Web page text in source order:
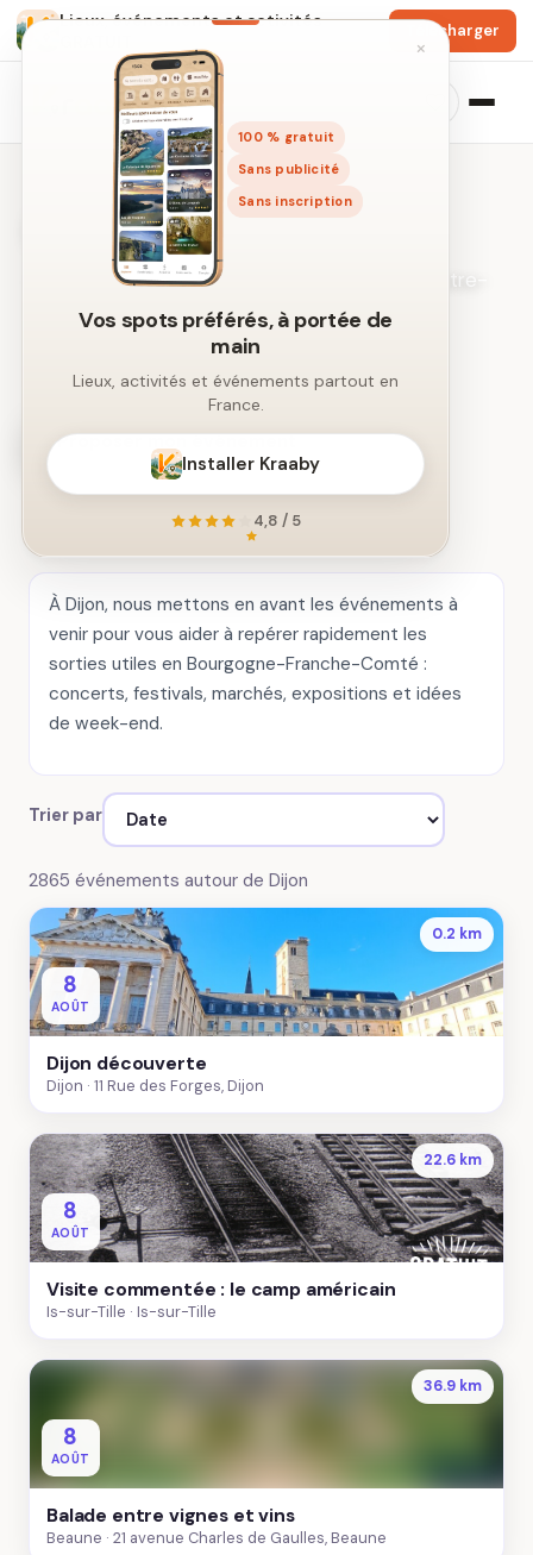
Lieux, événements et activités
Télécharger
×
100 % gratuit
Sans publicité
Sans inscription
Vos spots préférés, à portée de
main
Lieux, activités et événements partout en
France.
Installer Kraaby
4,8 / 5
Événements près de Dijon
Les sorties à venir dans un rayon autour du centre-
← Recherche libre par ville
Proposer mon événement
À Dijon, nous mettons en avant les événements à
venir pour vous aider à repérer rapidement les
sorties utiles en Bourgogne-Franche-Comté :
concerts, festivals, marchés, expositions et idées
de week-end.
Trier par
2865 événements autour de Dijon
0.2 km
8
AOÛT
Dijon découverte
Dijon 11 Rue des Forges, Dijon
22.6 km
8
AOÛT
Visite commentée : le camp américain
Is-sur-Tille Is-sur-Tille
36.9 km
8
AOÛT
Balade entre vignes et vins
Beaune 21 avenue Charles de Gaulles, Beaune